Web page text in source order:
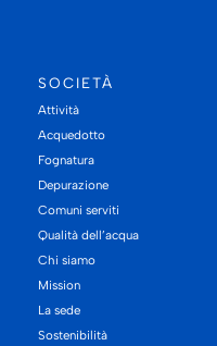
SOCIETÀ
Attività
Acquedotto
Fognatura
Depurazione
Comuni serviti
Qualità dell’acqua
Chi siamo
Mission
La sede
Sostenibilità